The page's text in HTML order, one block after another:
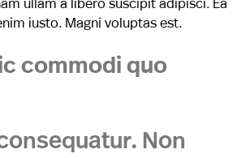
iusto. Magni voluptas est.
commodi quo
Non